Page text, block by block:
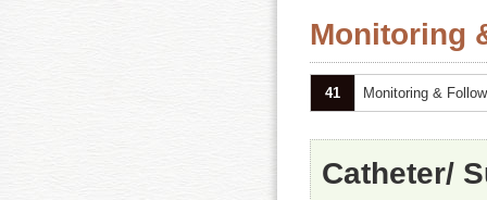
Monitoring
41 Monitoring &
Catheter/